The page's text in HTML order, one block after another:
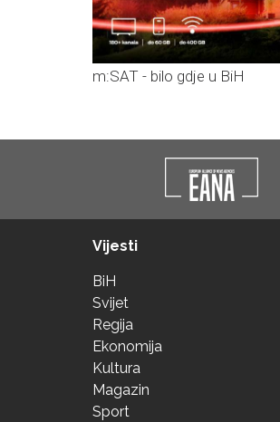
m:SAT - bilo gdje u BiH
Vijesti
BiH
Svijet
Regija
Ekonomija
Kultura
Magazin
Sport